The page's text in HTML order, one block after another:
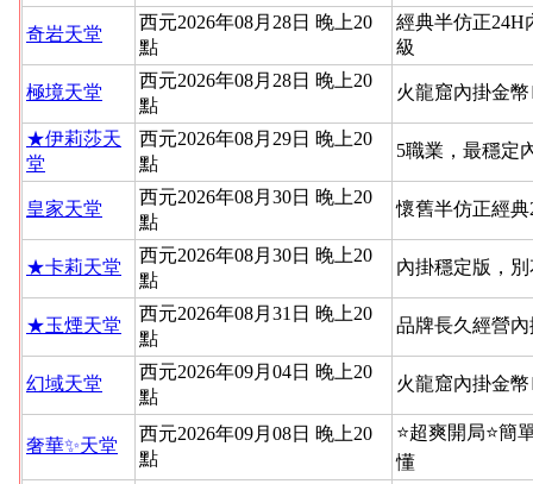
奇岩天堂
西元2026年08月28日 晚上20
點
經典半仿正24H
級
極境天堂
西元2026年08月28日 晚上20
點
火龍窟內掛金
★伊莉莎天
堂
西元2026年08月29日 晚上20
點
5職業，最穩定
皇家天堂
西元2026年08月30日 晚上20
點
懷舊半仿正經
★卡莉天堂
西元2026年08月30日 晚上20
點
內掛穩定版，
★玉煙天堂
西元2026年08月31日 晚上20
點
品牌長久經營
幻域天堂
西元2026年09月04日 晚上20
點
火龍窟內掛金
奢華✨天堂
西元2026年09月08日 晚上20
點
⭐超爽開局⭐簡
懂